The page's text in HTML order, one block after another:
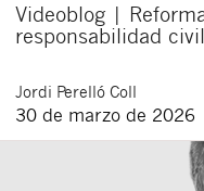
Videoblog |
responsabilidad
Jordi Perelló Coll
30 de marzo de 2026